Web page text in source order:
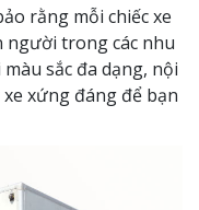
rằng mỗi chiếc xe
người trong các nhu
sắc đa dạng, nội
xứng đáng để bạn